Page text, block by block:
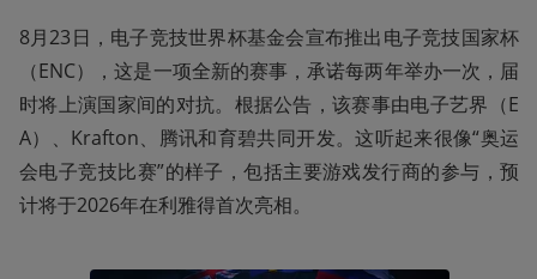
8月23日，电子竞技世界杯基金会宣布推出电子竞技国家杯
（ENC），这是一项全新的赛事，承诺每两年举办一次，届
时将上演国家间的对抗。根据公告，该赛事由电子艺界（E
A）、Krafton、腾讯和育碧共同开发。这听起来很像“奥运
会电子竞技比赛”的样子，包括主要游戏发行商的参与，预
计将于2026年在利雅得首次亮相。